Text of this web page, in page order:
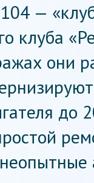
—
клуба
они
до